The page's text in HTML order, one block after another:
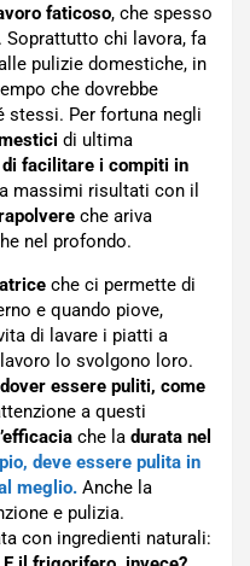
faticoso, che spesso
chi lavora, fa
pulizie domestiche, in
che dovrebbe
stessi. Per fortuna negli
di ultima
facilitare i compiti in
massimi risultati con il
che ariva
nel profondo.
che ci permette di
e quando piove,
di lavare i piatti a
lo svolgono loro.
essere puliti, come
a questi
l’efficacia che la durata nel
deve essere pulita in
meglio. Anche la
e pulizia.
con ingredienti naturali: